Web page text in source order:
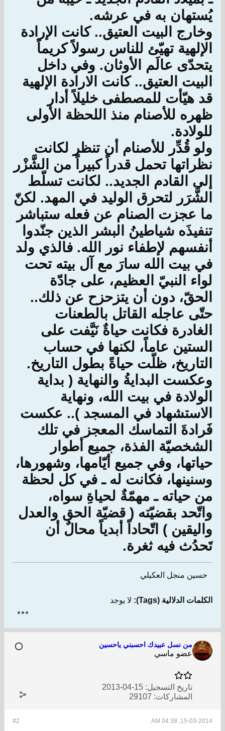
يُستهان به في عرشه.
وخارج البيت العتيق.. كانت الإرادة
الإلهية تهيّئ للناس رسولاً كريماً
يتحدّى عالَم الأوثان. وفي داخل
البيت العتيق.. كانت الارادة الإلهية
قد هيّأت للمصطفى خليلاً أدار
ظهره للأصنام منذ اللحظة الأولى
للولادة.
ولو قُدِّر للأصنام أن تنظر لكانت
نظراتها تحمل قدراً كبيراً من الشَّزْر
إلى القادم الجديد.. لكانت تسلّط
الشَّرَر لتحرق الوليد في المهد. لكنّ
ما عجزت الصنام عن فعله ستباشر
تنفيذَه شياطينُ البشر الذين جنّدوا
أنفسهم لإطفاء نور الله. فالذي ولد
في بيت الله سارَ مع آل بيته تحت
لواء النبيّ العظيم، على جادّة
الحقّ، دون أن يتزحزح عن ذلك..
حتّى عاجله القاتل بالطعنات
الغادرة فكانت حياةٌ نَيَّفت على
الستين عاماً، لكنها في حساب
التاريخ، ظلّت حياةً بطول التاريخ.
وعكست البدايةُ والنهاية ( بداية
الولادة في بيت الله، ونهاية
الاستشهاد في المسجد ).. عكست
فَرادةَ التماسك المعجز في تلك
الشخصيّة الفذة، جميع أطوار
حياتها، وفي جميع أيّامها، وشهورها،
وسنينها، فكانت له ـ في كل لحظة
من حياته ـ مهمّةٌ لحياةِ سواه،
واتّحد بقضيّته ( قضيّة الحق والعدل
واليقين ) اتّحاداً أبدياً محالٌ أن
تَحدُث فيه ثغرة.
حسين منجل العكيلي
الكلمات الدلالية (Tags): لا يوجد
من نسل عبيدك احسبني ياحسين
عضو ماسي
تاريخ التسجيل: 15-04-2013
المشاركات: 29107
#2 15-03-2014, 04:38 AM